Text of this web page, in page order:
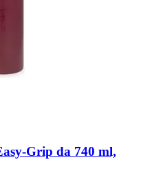
​Grip da 740 ml,